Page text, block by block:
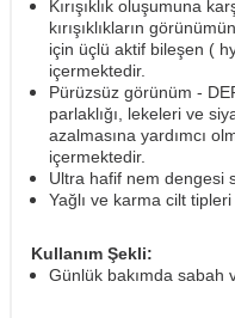
Kırışıklık oluşumuna
kırışıklıkların
için üçlü aktif bileşen (
içermektedir.
Pürüzsüz görünüm -
parlaklığı, lekeleri ve
azalmasına yardımcı
içermektedir.
Ultra hafif nem dengesi
Yağlı ve karma cilt
Kullanım Şekli:
Günlük bakımda sabah